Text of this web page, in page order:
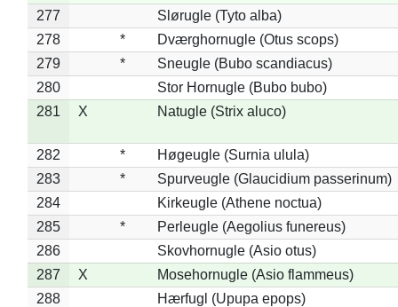
277
Slørugle (Tyto alba)
278
*
Dværghornugle (Otus scops)
279
*
Sneugle (Bubo scandiacus)
280
Stor Hornugle (Bubo bubo)
281
X Natugle (Strix aluco)
282 *
Høgeugle (Surnia ulula)
283
*
Spurveugle (Glaucidium passerinum)
284
Kirkeugle (Athene noctua)
285
*
Perleugle (Aegolius funereus)
286
Skovhornugle (Asio otus)
287
X
Mosehornugle (Asio flammeus)
288
Hærfugl (Upupa epops)